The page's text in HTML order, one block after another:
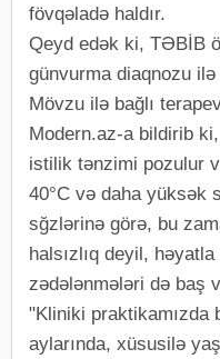
fövqəladə haldır.
Qeyd edək ki, TƏBİB
günvurma diaqnozu
Mövzu ilə bağlı
Modern.az-a bildirib
istilik tənzimi pozulur
40°C və daha yüksək
sğzlərinə görə, bu
halsızlıq deyil,
zədələnmələri də baş
"Kliniki praktikamızda
aylarında, xüsusilə